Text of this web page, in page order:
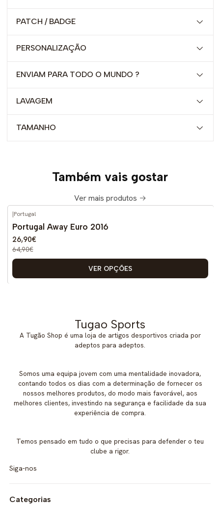
PATCH / BADGE
PERSONALIZAÇÃO
ENVIAM PARA TODO O MUNDO ?
LAVAGEM
TAMANHO
Também vais gostar
Ver mais produtos
DESCONTO
|Portugal
Portugal Away Euro 2016
26,90€
64,90€
VER OPÇÕES
Tugao Sports
A Tugão Shop é uma loja de artigos desportivos criada por
adeptos para adeptos.
Somos uma equipa jovem com uma mentalidade inovadora,
contando todos os dias com a determinação de fornecer os
nossos melhores produtos, do modo mais favorável, aos
melhores clientes, investindo na segurança e facilidade da sua
experiência de compra.
Temos pensado em tudo o que precisas para defender o teu
clube a rigor.
Siga-nos
Categorias